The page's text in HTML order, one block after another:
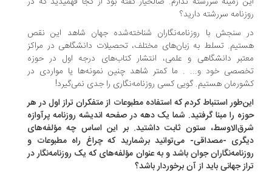
سررشته دارید؟
سنجش با روزنامه‌نگاران شناخته‌شده جهان شاهد این نقص
تسلط به زبان‌های مختلف، تحصیلات دانشگاهی در مراکز
دانشگاهی و علمی، انتشار کتاب‌های درجه اول در حوزه
خود و... . ما کمتر شاهد چنین نمونه‌ها یا مواردی در
هستیم. گویی کسی روزنامه‌نگاری را جدی نمی‌گیرد!
استنباط کردم که استفاده مطبوعات از متفکران تراز اول در هر
را مبنا گرفتید. شما یک دهه در صفحه اندیشه روزنامه پرآوازه
ستون ثابت داشتید. بر این اساس چه مؤلفه‌های
-مصداقی‌- می‌توانید برشمارید که چراغ راه مطبوعات و
جوان باشد و به عنوان مؤلفه‌های که یک روزنامه‌نگار در
جهانی باید از آن برخوردار باشد؟